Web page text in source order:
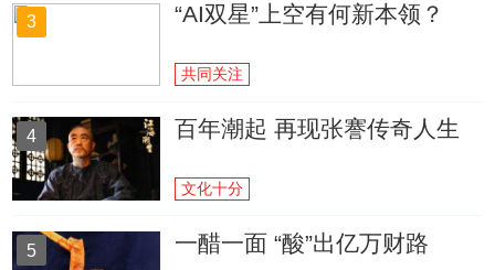
3 “AI双星”上空有何新本领？
共同关注
4 百年潮起 再现张謇传奇人生
文化十分
5 一醋一面 “酸”出亿万财路